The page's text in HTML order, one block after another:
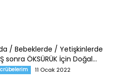
/ Bebeklerde / Yetişkinlerde
sonra ÖKSÜRÜK İçin Doğal...
11 Ocak 2022